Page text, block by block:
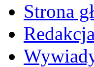
Strona
Redakcja